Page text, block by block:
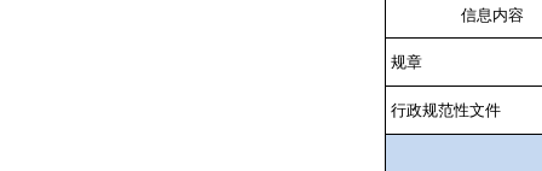
信息内容
规章
行政规范性文件